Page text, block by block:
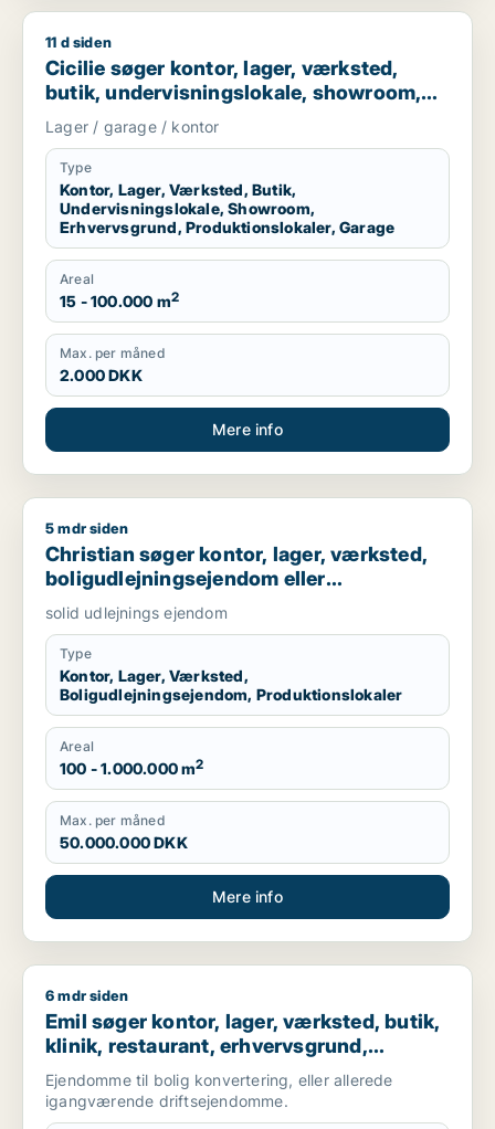
Cicilie søger kontor, lager, værksted, butik,
11 d siden
Cicilie søger kontor, lager, værksted,
butik, undervisningslokale, showroom,
erhvervsgrund, produktionslokaler eller
garage til leje i Region Sjælland eller
Nordsjælland
Lager / garage / kontor
Type
Kontor, Lager, Værksted, Butik,
Undervisningslokale, Showroom,
Erhvervsgrund, Produktionslokaler, Garage
Areal
15 - 100.000 m2
Max. per måned
2.000 DKK
Mere info
Christian søger kontor, lager, værksted,
5 mdr siden
Christian søger kontor, lager, værksted,
boligudlejningsejendom eller
produktionslokaler til salg i Nordsjælland,
Roskilde eller Holbæk
solid udlejnings ejendom
Type
Kontor, Lager, Værksted,
Boligudlejningsejendom, Produktionslokaler
Areal
100 - 1.000.000 m2
Max. per måned
50.000.000 DKK
Mere info
Emil søger kontor, lager, værksted, butik, klinik,
6 mdr siden
Emil søger kontor, lager, værksted, butik,
klinik, restaurant, erhvervsgrund,
boligudlejningsejendom, hotel,
produktionslokaler eller garage til salg i
Nordsjælland
Ejendomme til bolig konvertering, eller allerede
igangværende driftsejendomme.